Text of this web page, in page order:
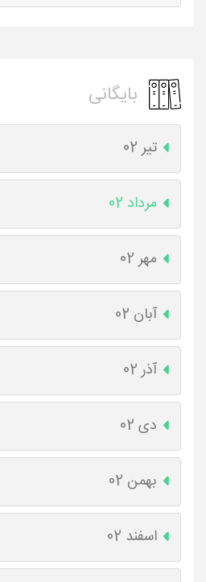
بایگانی
تیر 02
مرداد 02
مهر 02
آبان 02
آذر 02
دی 02
بهمن 02
اسفند 02